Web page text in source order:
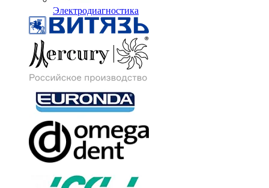
Электродиагностика